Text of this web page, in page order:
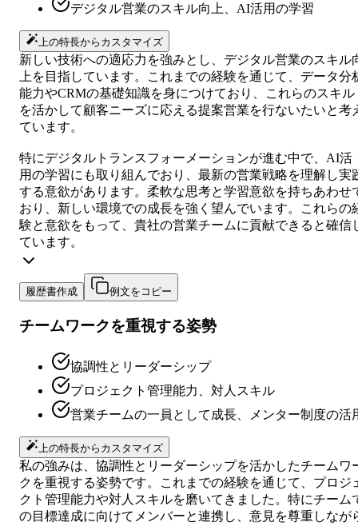
デジタル営業のスキル向上、AI活用の学習
上の特長からカスタマイズ
新しい技術への適応力を強みとし、デジタル営業のスキル
上を目指しています。これまでの経験を通じて、データ分
能力やCRMの基礎知識を身につけており、これらのスキル
を活かして顧客ニーズに応える提案営業を行ないたいと考
ています。
特にデジタルトランスフォーメーションが進む中で、AI活
用の学習にも取り組んでおり、最新の営業戦略を理解し実
する意欲があります。柔軟な思考と学習意欲を持ちあわせ
おり、新しい環境での成長を強く望んでいます。これらの
験と意欲をもって、貴社の営業チームに貢献できると確信
ています。
履歴書作成 例文をコピー
チームワークを重視する姿勢
協調性とリーダーシップ
プロジェクト管理能力、対人スキル
営業チームの一員として成長、メンター制度の活
上の特長からカスタマイズ
私の強みは、協調性とリーダーシップを活かしたチームワ
クを重視する姿勢です。これまでの経験を通じて、プロジ
クト管理能力や対人スキルを磨いてきました。特にチーム
の目標達成に向けてメンバーと連携し、意見を尊重しなが